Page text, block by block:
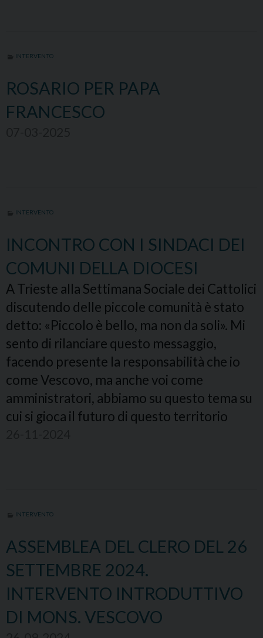
INTERVENTO
ROSARIO PER PAPA
FRANCESCO
INTERVENTO
INCONTRO CON I SINDACI DEI
COMUNI DELLA DIOCESI
A Trieste alla Settimana Sociale dei Cattolici
discutendo delle piccole comunità è stato
detto: «Piccolo è bello, ma non da soli». Mi
sento di rilanciare questo messaggio,
facendo presente la responsabilità che io
come Vescovo, ma anche voi come
amministratori, abbiamo su questo tema su
cui si gioca il futuro di questo territorio
INTERVENTO
ASSEMBLEA DEL CLERO DEL 26
SETTEMBRE 2024.
INTERVENTO INTRODUTTIVO
DI MONS. VESCOVO